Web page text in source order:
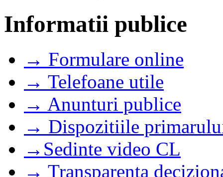
Informatii publice
→ Formulare online
→ Telefoane utile
→ Anunturi publice
→ Dispozitiile
→Sedinte video CL
→ Transparenta